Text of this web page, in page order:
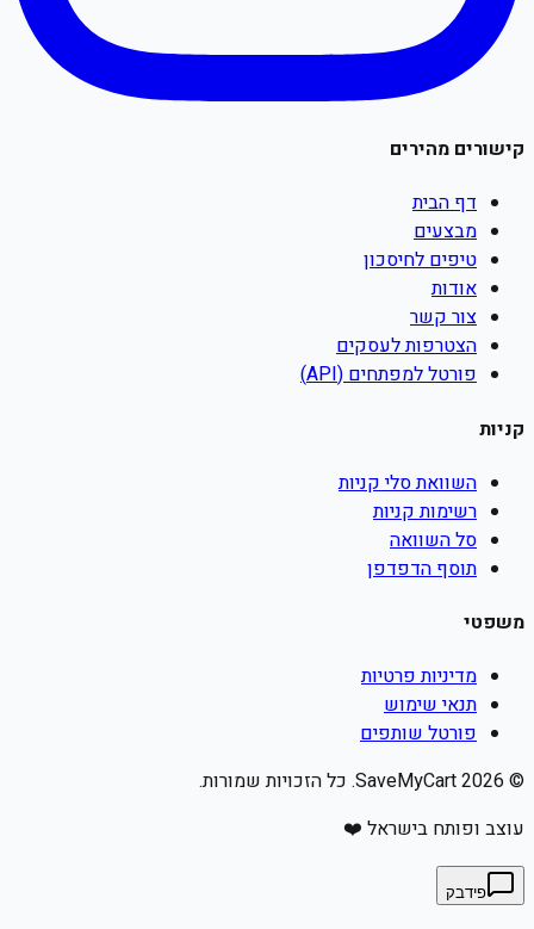
קישורים מהירים
דף הבית
מבצעים
טיפים לחיסכון
אודות
צור קשר
הצטרפות לעסקים
פורטל למפתחים (API)
קניות
השוואת סלי קניות
רשימות קניות
סל השוואה
תוסף הדפדפן
משפטי
מדיניות פרטיות
תנאי שימוש
פורטל שותפים
©
2026
עוצב ופותח בישראל ❤️
פידבק